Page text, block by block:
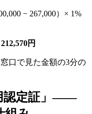
− 267,000）× 1%
212,570円
口で見た金額の3分の
認定証」——